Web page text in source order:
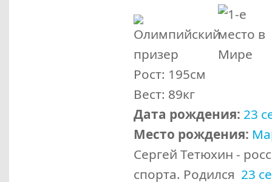
Рост: 195см
Вест: 89кг
Дата рождения: 23
Место рождения:
Сергей Тетюхин -
спорта. Родился 23